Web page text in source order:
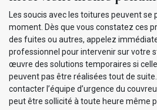
Les soucis avec les toitures peuvent se
moment. Dès que vous constatez ces
des fuites ou autres, appelez
professionnel pour intervenir sur votre
œuvre des solutions temporaires si
peuvent pas être réalisées tout de
contacter l’équipe d’urgence du
peut être sollicité à toute heure même